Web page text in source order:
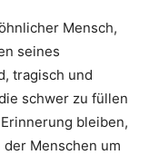
Mensch,
seines
tragisch und
schwer zu füllen
bleiben,
Menschen um